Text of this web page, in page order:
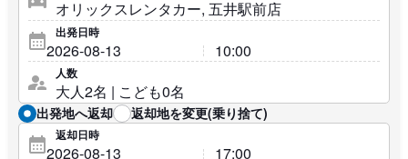
出発日時
人数
出発地へ返却 返却地を変更(乗り捨て)
返却日時